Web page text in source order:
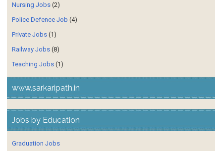
Nursing Jobs (2)
Police Defence Job (4)
Private Jobs (1)
Railway Jobs (8)
Teaching Jobs (1)
www.sarkaripath.in
Jobs by Education
Graduation Jobs